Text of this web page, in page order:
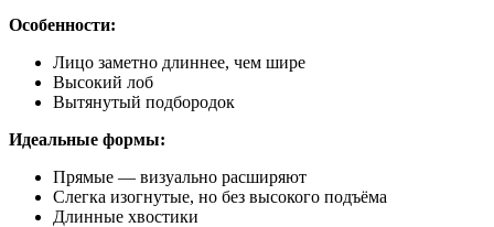
Особенности:
Лицо заметно длиннее, чем шире
Высокий лоб
Вытянутый подбородок
Идеальные формы:
Прямые — визуально расширяют
Слегка изогнутые, но без высокого подъёма
Длинные хвостики